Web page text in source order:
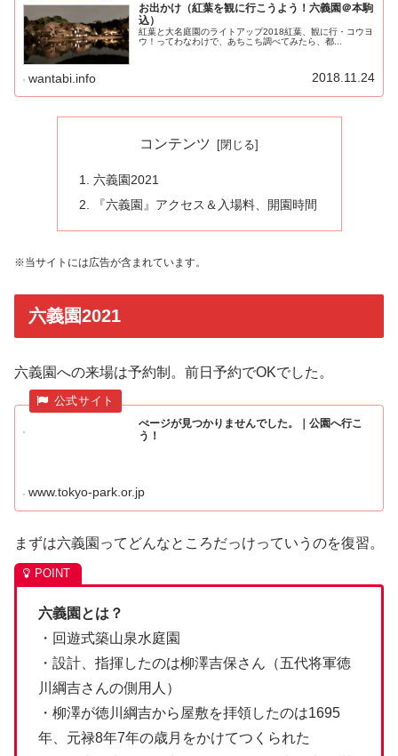
お出かけ（紅葉を観に行こうよう！六義園＠本駒
込）
紅葉と大名庭園のライトアップ2018紅葉、観に行・コウヨ
ウ！ってわなわけで、あちこち調べてみたら、都...
wantabi.info 2018.11.24
コンテンツ
六義園2021
『六義園』アクセス＆入場料、開園時間
※当サイトには広告が含まれています。
六義園2021
六義園への来場は予約制。前日予約でOKでした。
ぺージが見つかりませんでした。｜公園へ行こ
う！
www.tokyo-park.or.jp
まずは六義園ってどんなところだっけっていうのを復習。
六義園とは？
・回遊式築山泉水庭園
・設計、指揮したのは柳澤吉保さん（五代将軍徳
川綱吉さんの側用人）
・柳澤が徳川綱吉から屋敷を拝領したのは1695
年、元禄8年7年の歳月をかけてつくられた